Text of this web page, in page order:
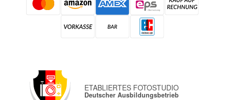
ETABLIERTES FOTOSTUDIO
Deutscher Ausbildungsbetrieb